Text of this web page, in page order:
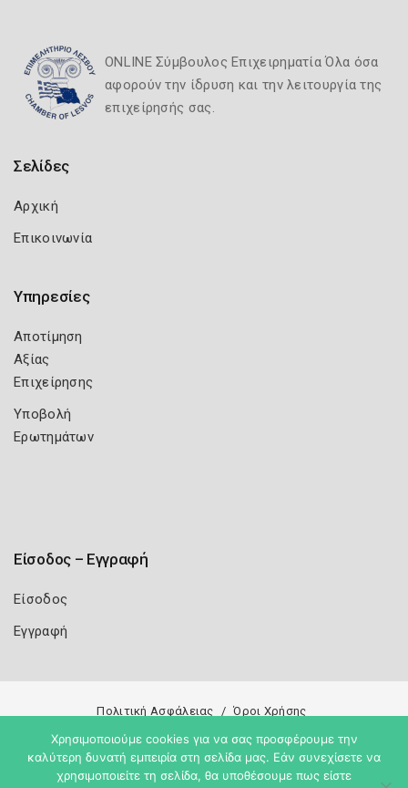
ONLINE Σύμβουλος Επιχειρηματία Όλα όσα
αφορούν την ίδρυση και την λειτουργία της
επιχείρησής σας.
Σελίδες
Αρχική
Επικοινωνία
Υπηρεσίες
Αποτίμηση
Αξίας
Επιχείρησης
Υποβολή
Ερωτημάτων
Είσοδος – Εγγραφή
Είσοδος
Εγγραφή
Πολιτική Ασφάλειας Όροι Χρήσης
Copyright 2026 Knowledge A.E.
Χρησιμοποιούμε cookies για να σας προσφέρουμε την
καλύτερη δυνατή εμπειρία στη σελίδα μας. Εάν συνεχίσετε να
χρησιμοποιείτε τη σελίδα, θα υποθέσουμε πως είστε